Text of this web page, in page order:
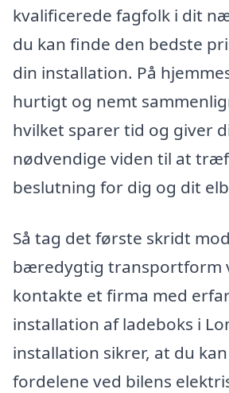
kvalificerede fagfolk i dit
du kan finde den bedste
din installation. På
hurtigt og nemt
hvilket sparer tid og giver
nødvendige viden til at
beslutning for dig og dit
Så tag det første skridt
bæredygtig transportform
kontakte et firma med
installation af ladeboks i
installation sikrer, at du
fordelene ved bilens